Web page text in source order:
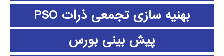
بهنیه سازی تجمعی ذرات PSO
پیش بینی بورس